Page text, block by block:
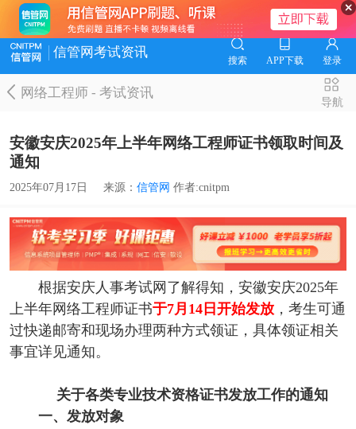
信管网考试资讯
搜索 APP下载 登录
网络工程师-考试资讯
导航
安徽安庆2025年上半年网络工程师证书领取时间及
通知
2025年07月17日 来源： 信管网 作者:cnitpm
根据安庆人事考试网了解得知，安徽安庆2025年
上半年网络工程师证书于7月14日开始发放，考生可通
过快递邮寄和现场办理两种方式领证，具体领证相关
事宜详见通知。
关于各类专业技术资格证书发放工作的通知
一、发放对象